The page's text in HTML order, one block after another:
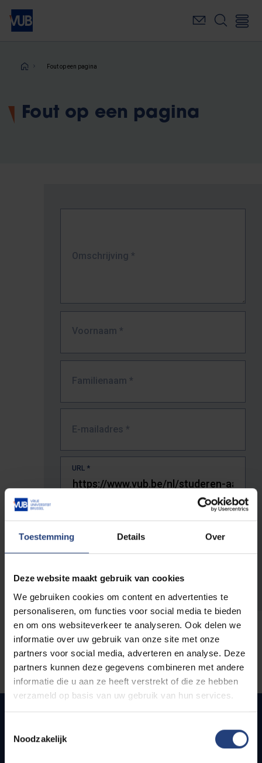
Toestemming Details Over
Deze website maakt gebruik van cookies
We gebruiken cookies om content en advertenties te
personaliseren, om functies voor social media te bieden
en om ons websiteverkeer te analyseren. Ook delen we
informatie over uw gebruik van onze site met onze
partners voor social media, adverteren en analyse. Deze
partners kunnen deze gegevens combineren met andere
informatie die u aan ze heeft verstrekt of die ze hebben
verzameld op basis van uw gebruik van hun services.
Noodzakelijk
Overslaan
naar
inhoudKruimelpad
Fout op een pagina
Fout op een pagina
Omschrijving *
Voornaam *
Familienaam *
E-mailadres *
URL *
De volledige URL van de pagina waar je de fout zag.
Snel naar